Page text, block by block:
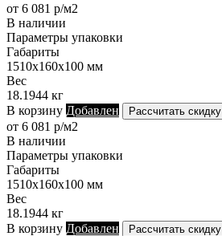
от 6 081 р/м2
В наличии
Параметры упаковки
Габариты
1510х160х100 мм
Вес
18.1944 кг
В корзину Добавлен Рассчитать скидку
от 6 081 р/м2
В наличии
Параметры упаковки
Габариты
1510х160х100 мм
Вес
18.1944 кг
В корзину Добавлен Рассчитать скидку